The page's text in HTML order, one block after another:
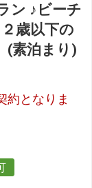
ン ♪ビーチ
歳以下の
(素泊まり)
約となりま